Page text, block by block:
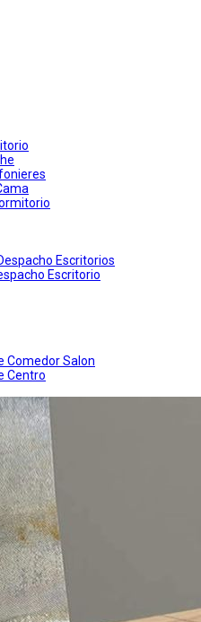
Escritorios
Escritorio
Comedor Salon
Centro